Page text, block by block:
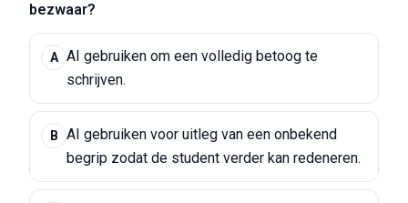
bezwaar?
A AI gebruiken om een volledig betoog te
schrijven.
B
AI gebruiken voor uitleg van een onbekend
begrip zodat de student verder kan redeneren.